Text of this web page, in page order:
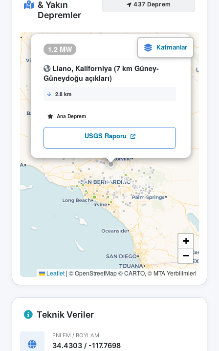
& Yakın
Depremler
437 Deprem
1.2 MW 16.05 20:06
Llano, Kaliforniya (7 km Güney-
Güneydoğu açıkları)
2.8 km
Ana Deprem
USGS Raporu
×
+
−
Leaflet | © OpenStreetMap © CARTO, © MTA Yerbilimleri
Teknik Veriler
ENLEM / BOYLAM
34.4303 / -117.7698